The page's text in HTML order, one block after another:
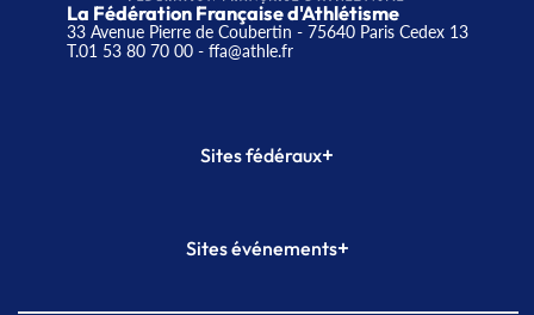
La Fédération Française d'Athlétisme
33 Avenue Pierre de Coubertin - 75640 Paris Cedex 13
T.01 53 80 70 00- ffa@athle.fr
Sites fédéraux+
Plateforme Formation
Sites événements+